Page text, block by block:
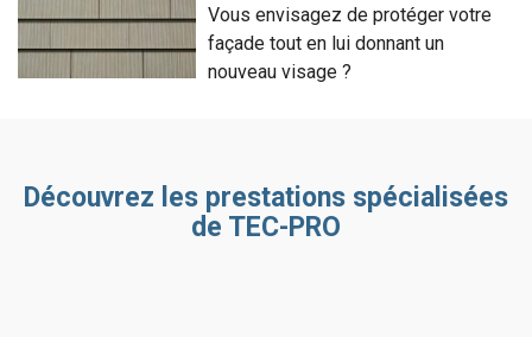
Vous envisagez de protéger votre
façade tout en lui donnant un
nouveau visage ?
Découvrez les prestations spécialisées
de TEC-PRO